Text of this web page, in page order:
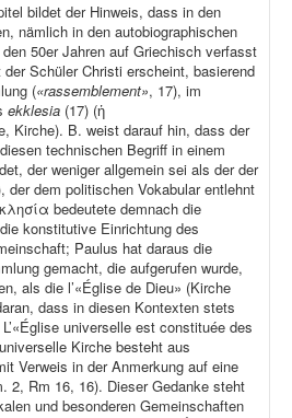
bildet der Hinweis, dass in den
nämlich in den autobiographischen
50er Jahren auf Griechisch verfasst
Schüler Christi erscheint, basierend
(«rassemblement», 17), im
ekklesia (17) (ἡ
Kirche). B. weist darauf hin, dass der
technischen Begriff in einem
der weniger allgemein sei als der der
der dem politischen Vokabular entlehnt
bedeutete demnach die
konstitutive Einrichtung des
Paulus hat daraus die
gemacht, die aufgerufen wurde,
als die l’«Église de Dieu» (Kirche
dass in diesen Kontexten stets
universelle est constituée des
Kirche besteht aus
Verweis in der Anmerkung auf eine
2, Rm 16, 16). Dieser Gedanke steht
und besonderen Gemeinschaften